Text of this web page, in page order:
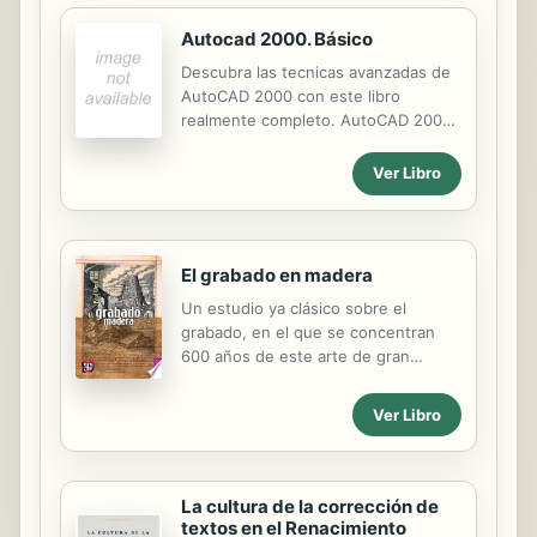
Autocad 2000. Básico
Descubra las tecnicas avanzadas de
AutoCAD 2000 con este libro
realmente completo. AutoCAD 2000:
problemas contiene informacion
detallada sobre todo lo que puede
necesitar acerca de conceptos y
comandos, opciones de
Visual LISP o DIESEL y acceso a
bases de datos externas. Este libro
le permitira profundizar en las
tecnicas avanzadas mediante
resolucion de problemas.
Ver Libro
El grabado en madera
Un estudio ya clásico sobre el
grabado, en el que se concentran
600 años de este arte de gran
como en Asia; además, el autor
complementó la primera edición con
dos capítulos dedicados al grabado
que se practica en México, además
de agregar nuevas ilustraciones.
Ver Libro
La cultura de la corrección de
textos en el Renacimiento